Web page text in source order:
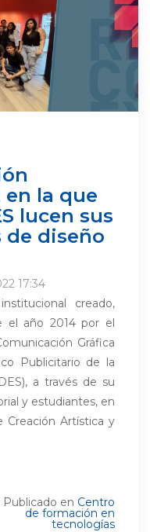
en la que
lucen sus
de diseño
17:34
creado,
el año 2014 por el
Gráfica
Publicitario de la
a través de su
y estudiantes, en
Creación Artística y
Publicado en Centro
de formación en
tecnologías